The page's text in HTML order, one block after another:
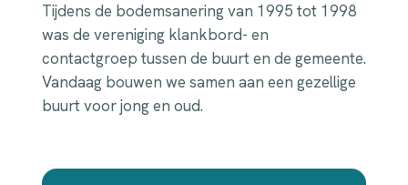
Tijdens de bodemsanering van 1995 tot 1998
was de vereniging klankbord- en
contactgroep tussen de buurt en de gemeente.
Vandaag bouwen we samen aan een gezellige
buurt voor jong en oud.